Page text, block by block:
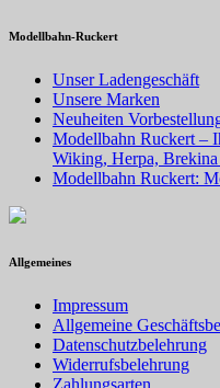
Modellbahn-Ruckert
Unser Ladengeschäft
Unsere Marken
Neuheiten
Modellbahn Ruckert –
Wiking, Herpa,
Modellbahn Ruckert:
Allgemeines
Impressum
Allgemeine
Datenschutzbelehrung
Widerrufsbelehrung